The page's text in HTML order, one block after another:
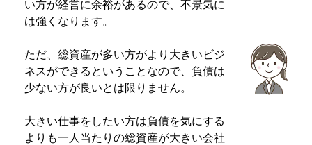
い方が経営に余裕があるので、不景気に
は強くなります。
ただ、総資産が多い方がより大きいビジ
ネスができるということなので、負債は
少ない方が良いとは限りません。
大きい仕事をしたい方は負債を気にする
よりも一人当たりの総資産が大きい会社